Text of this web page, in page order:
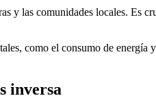
y las comunidades locales. Es
como el consumo de
inversa